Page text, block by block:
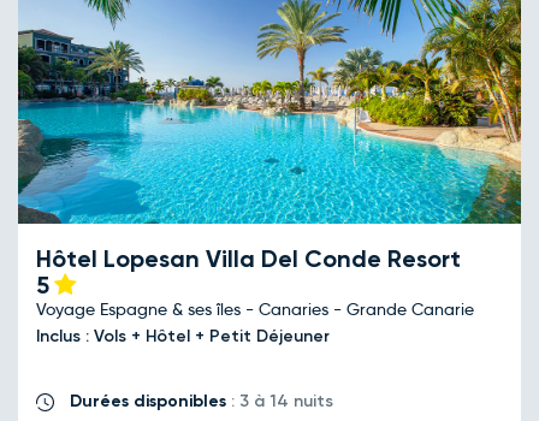
Hôtel Lopesan Villa Del Conde Resort
5
Voyage Espagne & ses îles - Canaries - Grande Canarie
Inclus : Vols + Hôtel + Petit Déjeuner
Durées disponibles : 3 à 14 nuits